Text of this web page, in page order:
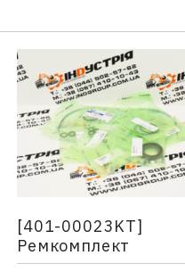
[401-00023KT]
Ремкомплект
Телефон